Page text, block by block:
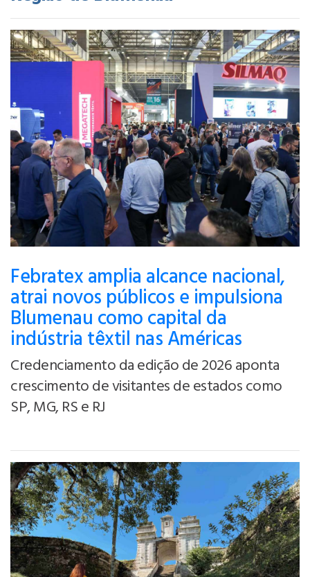
Febratex amplia alcance nacional,
atrai novos públicos e impulsiona
Blumenau como capital da
indústria têxtil nas Américas
Credenciamento da edição de 2026 aponta
crescimento de visitantes de estados como
SP, MG, RS e RJ